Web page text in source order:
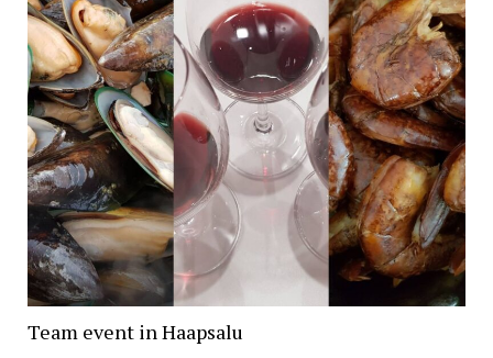
Team event in Haapsalu